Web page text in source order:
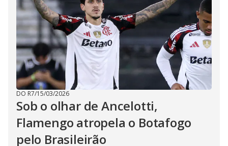
DO R7/15/03/2026
Sob o olhar de Ancelotti,
Flamengo atropela o Botafogo
pelo Brasileirão